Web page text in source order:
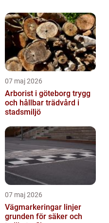
07 maj 2026
Arborist i göteborg trygg
och hållbar trädvård i
stadsmiljö
07 maj 2026
Vägmarkeringar linjer
grunden för säker och